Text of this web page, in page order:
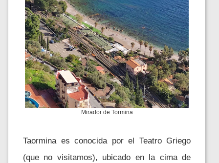
Mirador de Tormina
Taormina es conocida por el Teatro Griego
(que no visitamos), ubicado en la cima de